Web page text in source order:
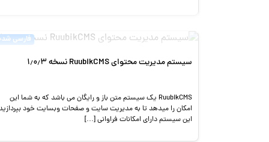
فارسی
سیستم مدیریت محتوای RuubikCMS نسخه ۱٫۰٫۳
RuubikCMS یک سیستم متن باز و رایگان می باشد که به شما این
امکان را میدهد تا به مدیریت سایت و صفحات وبسایت خود
این سیستم دارای امکانات فراوانی […]